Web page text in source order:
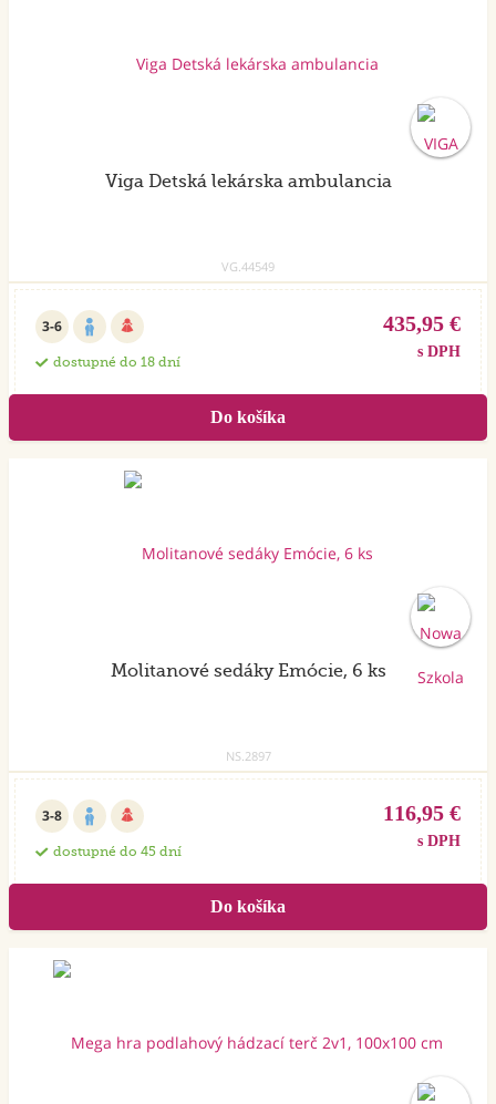
Viga Detská lekárska ambulancia
VG.44549
3-6
dostupné do 18 dní
435,95 €
s DPH
Molitanové sedáky Emócie, 6 ks
NS.2897
3-8
dostupné do 45 dní
116,95 €
s DPH